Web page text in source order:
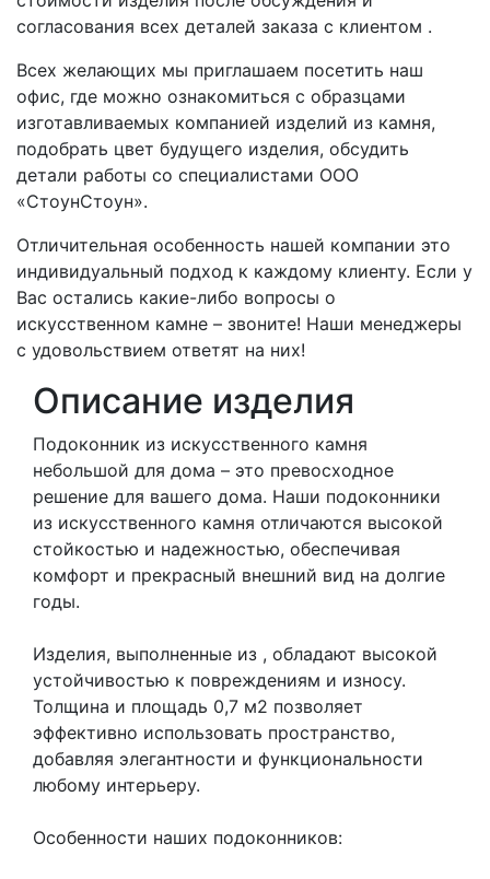
согласования всех деталей заказа с клиентом .
Всех желающих мы приглашаем посетить наш
офис, где можно ознакомиться с образцами
изготавливаемых компанией изделий из камня,
подобрать цвет будущего изделия, обсудить
детали работы со специалистами ООО
«СтоунСтоун».
Отличительная особенность нашей компании это
индивидуальный подход к каждому клиенту. Если у
Вас остались какие-либо вопросы о
искусственном камне – звоните! Наши менеджеры
с удовольствием ответят на них!
Описание изделия
Подоконник из искусственного камня
небольшой для дома – это превосходное
решение для вашего дома. Наши подоконники
из искусственного камня отличаются высокой
стойкостью и надежностью, обеспечивая
комфорт и прекрасный внешний вид на долгие
годы.
Изделия, выполненные из , обладают высокой
устойчивостью к повреждениям и износу.
Толщина и площадь 0,7 м2 позволяет
эффективно использовать пространство,
добавляя элегантности и функциональности
любому интерьеру.
Особенности наших подоконников: